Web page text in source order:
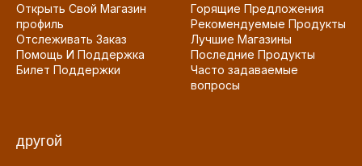
Открыть Свой Магазин
профиль
Отслеживать Заказ
Помощь И Поддержка
Билет Поддержки
Горящие Предложения
Рекомендуемые Продукты
Лучшие Магазины
Последние Продукты
Часто задаваемые
вопросы
другой